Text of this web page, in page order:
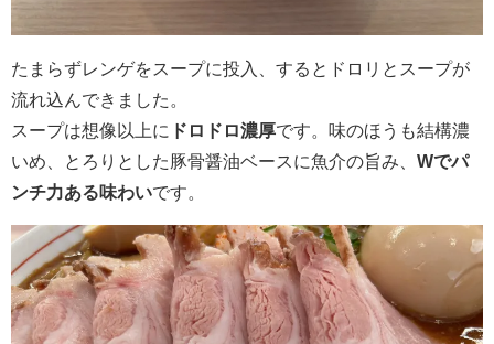
たまらずレンゲをスープに投入、するとドロリとスープが
流れ込んできました。
スープは想像以上に ドロドロ濃厚です。味のほうも結構濃
いめ、とろりとした豚骨醤油ベースに魚介の旨み、 Wでパ
ンチ力ある味わいです。